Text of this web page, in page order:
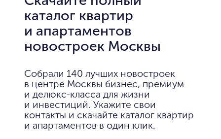
каталог квартир
и апартаментов
новостроек Москвы
Собрали 140 лучших новостроек
в центре Москвы бизнес, премиум
и делюкс-класса для жизни
и инвестиций. Укажите свои
контакты и скачайте каталог квартир
и апартаментов в один клик.